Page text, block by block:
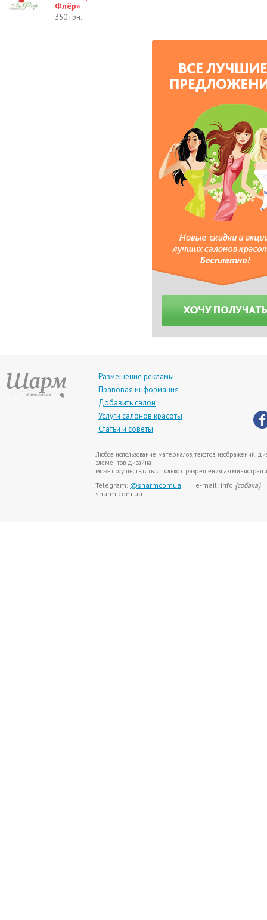
Флёр»
350 грн.
Размещение рекламы
Правовая информация
Добавить салон
Услуги салонов красоты
Статьи и советы
Любое использование материалов, текстов, изображений,
элементов дизайна
может осуществляться только с разрешения
Telegram: @sharmcomua e-mail: info {собака}
sharm.com.ua